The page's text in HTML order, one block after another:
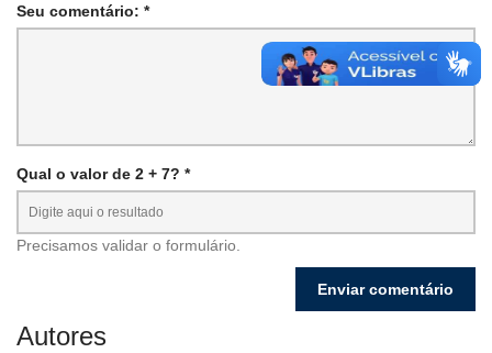
Seu comentário: *
Qual o valor de 2 + 7? *
Precisamos validar o formulário.
Autores